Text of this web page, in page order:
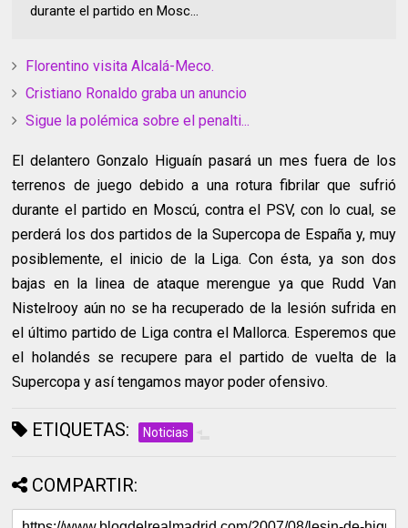
durante el partido en Mosc...
Florentino visita Alcalá-Meco.
Cristiano Ronaldo graba un anuncio
Sigue la polémica sobre el penalti...
El delantero Gonzalo Higuaín pasará un mes fuera de los
terrenos de juego debido a una rotura fibrilar que sufrió
durante el partido en Moscú, contra el PSV, con lo cual, se
perderá los dos partidos de la Supercopa de España y, muy
posiblemente, el inicio de la Liga. Con ésta, ya son dos
bajas en la linea de ataque merengue ya que Rudd Van
Nistelrooy aún no se ha recuperado de la lesión sufrida en
el último partido de Liga contra el Mallorca. Esperemos que
el holandés se recupere para el partido de vuelta de la
Supercopa y así tengamos mayor poder ofensivo.
ETIQUETAS: Noticias
COMPARTIR: